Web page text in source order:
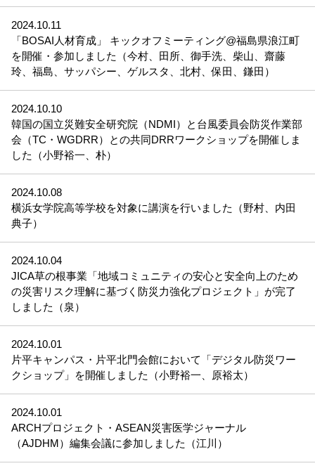
2024.10.11
「BOSAI人材育成」 キックオフミーティング@福島県浪江町
を開催・参加しました（今村、田所、御手洗、柴山、齋藤
玲、福島、サッパシー、ゲルスタ、北村、保田、鎌田）
2024.10.10
韓国の国立災難安全研究院（NDMI）と台風委員会防災作業部
会（TC・WGDRR）との共同DRRワークショップを開催しま
した（小野裕一、朴）
2024.10.08
横浜女学院高等学校を対象に講演を行いました（野村、内田
典子）
2024.10.04
JICA草の根事業「地域コミュニティの安心と安全向上のため
の災害リスク理解に基づく防災力強化プロジェクト」が完了
しました（泉）
2024.10.01
片平キャンパス・片平北門会館において「デジタル防災ワー
クショップ」を開催しました（小野裕一、原裕太）
2024.10.01
ARCHプロジェクト・ASEAN災害医学ジャーナル
（AJDHM）編集会議に参加しました（江川）